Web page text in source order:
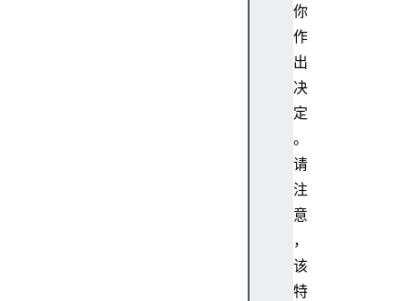
你
作
出
决
定
。
请
注
意
，
该
特